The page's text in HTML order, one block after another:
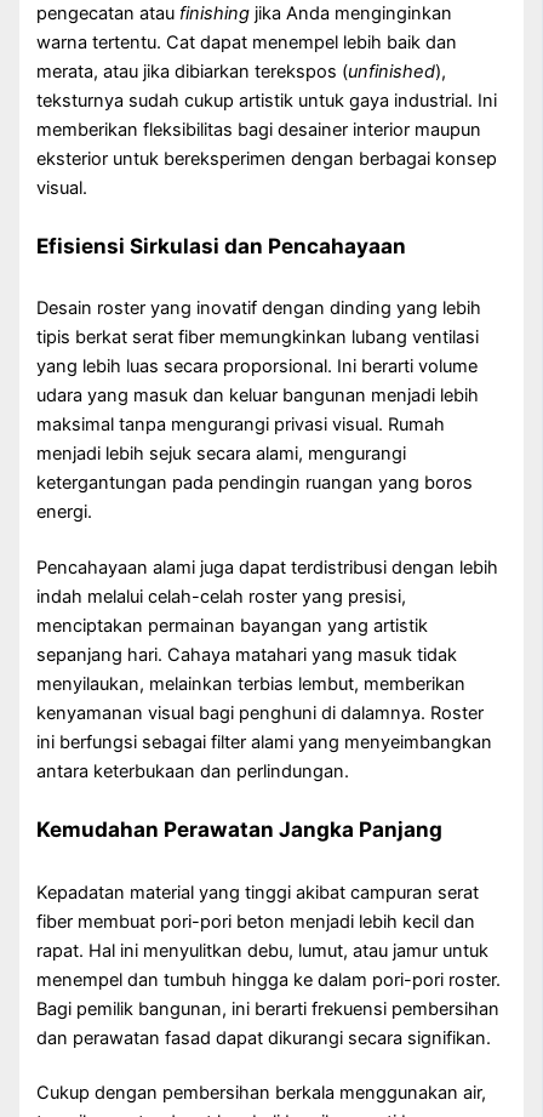
pengecatan atau finishing jika Anda menginginkan
warna tertentu. Cat dapat menempel lebih baik dan
merata, atau jika dibiarkan terekspos (unfinished),
teksturnya sudah cukup artistik untuk gaya industrial. Ini
memberikan fleksibilitas bagi desainer interior maupun
eksterior untuk bereksperimen dengan berbagai konsep
visual.
Efisiensi Sirkulasi dan Pencahayaan
Desain roster yang inovatif dengan dinding yang lebih
tipis berkat serat fiber memungkinkan lubang ventilasi
yang lebih luas secara proporsional. Ini berarti volume
udara yang masuk dan keluar bangunan menjadi lebih
maksimal tanpa mengurangi privasi visual. Rumah
menjadi lebih sejuk secara alami, mengurangi
ketergantungan pada pendingin ruangan yang boros
energi.
Pencahayaan alami juga dapat terdistribusi dengan lebih
indah melalui celah-celah roster yang presisi,
menciptakan permainan bayangan yang artistik
sepanjang hari. Cahaya matahari yang masuk tidak
menyilaukan, melainkan terbias lembut, memberikan
kenyamanan visual bagi penghuni di dalamnya. Roster
ini berfungsi sebagai filter alami yang menyeimbangkan
antara keterbukaan dan perlindungan.
Kemudahan Perawatan Jangka Panjang
Kepadatan material yang tinggi akibat campuran serat
fiber membuat pori-pori beton menjadi lebih kecil dan
rapat. Hal ini menyulitkan debu, lumut, atau jamur untuk
menempel dan tumbuh hingga ke dalam pori-pori roster.
Bagi pemilik bangunan, ini berarti frekuensi pembersihan
dan perawatan fasad dapat dikurangi secara signifikan.
Cukup dengan pembersihan berkala menggunakan air,